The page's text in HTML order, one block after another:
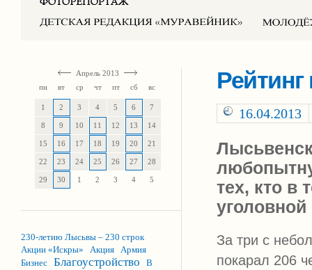
Апрель 2013
пн
вт ср чт пт сб вс
1 2 3 4 5 6 7
8 9 10 11 12 13 14
15 16 17 18 19 20 21
22 23 24 25 26 27 28
29 30 1 2 3 4 5
230-летию Лысьвы – 230 строк
Акции «Искры»
Акция Армия
Бизнес Благоустройство
В
Рейтинг
16.04.2013
тех, кто в
уголовной
За три с
покарал 206